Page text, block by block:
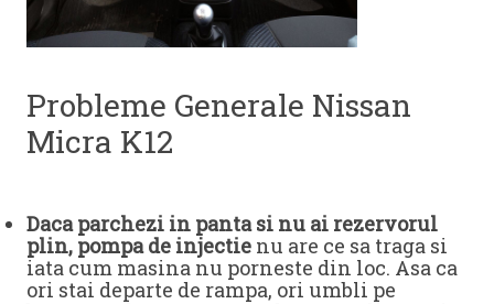
Probleme Generale Nissan
Micra K12
Daca parchezi in panta si nu ai rezervorul
plin, pompa de injectie nu are ce sa traga si
iata cum masina nu porneste din loc. Asa ca
ori stai departe de rampa, ori umbli pe